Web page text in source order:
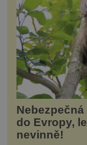
do Evropy,
nevinně!